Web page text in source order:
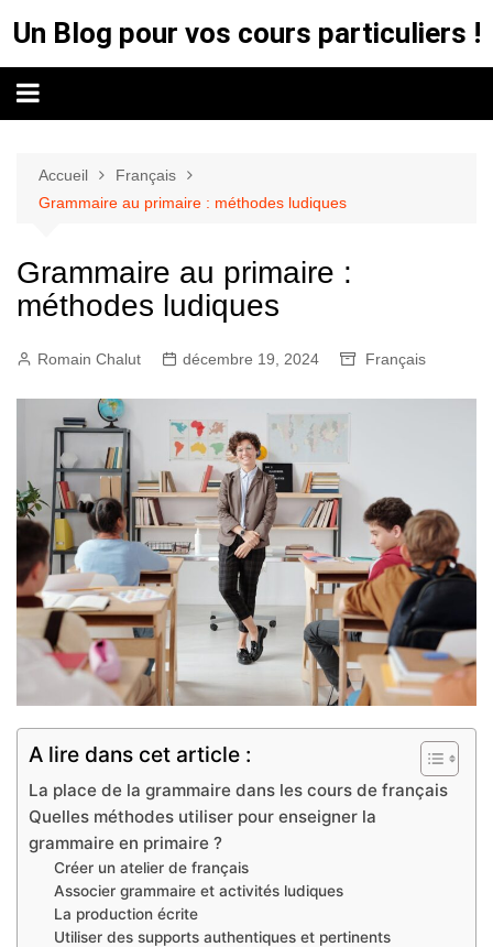
au
contenu
Un Blog pour vos cours particuliers !
Accueil
Français
Grammaire au primaire : méthodes ludiques
Grammaire au primaire :
méthodes ludiques
Romain Chalut décembre 19, 2024 Français
A lire dans cet article :
La place de la grammaire dans les cours de français
Quelles méthodes utiliser pour enseigner la
grammaire en primaire ?
Créer un atelier de français
Associer grammaire et activités ludiques
La production écrite
Utiliser des supports authentiques et pertinents